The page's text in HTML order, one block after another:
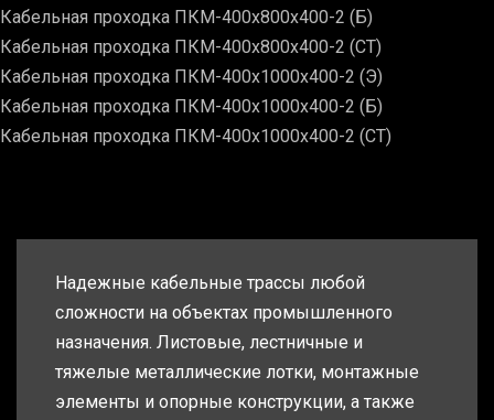
Кабельная проходка ПКМ-400х800х400-2 (Б)
Кабельная проходка ПКМ-400х800х400-2 (СТ)
Кабельная проходка ПКМ-400х1000х400-2 (Э)
Кабельная проходка ПКМ-400х1000х400-2 (Б)
Кабельная проходка ПКМ-400х1000х400-2 (СТ)
Надежные кабельные трассы любой
сложности на объектах промышленного
назначения. Листовые, лестничные и
тяжелые металлические лотки, монтажные
элементы и опорные конструкции, а также